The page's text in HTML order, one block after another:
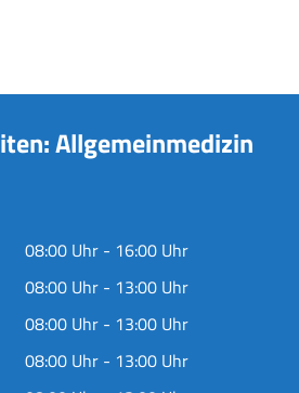
Allgemeinmedizin
08:00 Uhr - 16:00 Uhr
08:00 Uhr - 13:00 Uhr
08:00 Uhr - 13:00 Uhr
08:00 Uhr - 13:00 Uhr